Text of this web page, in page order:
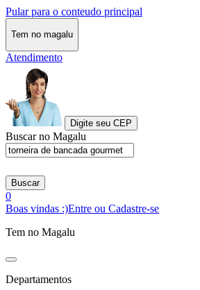
Pular para o conteudo principal
Tem no magalu
Atendimento
Digite seu CEP
Buscar no Magalu
Buscar
0
Boas vindas :)Entre ou Cadastre-se
Tem no Magalu
Departamentos